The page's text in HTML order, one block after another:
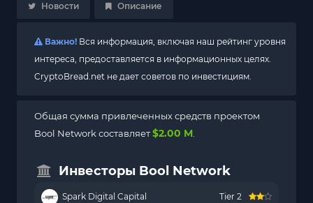
Новости Описание
Важно! Вся информация, включая наш рейтинг уровня
интереса, предоставляется в информационных целях.
CryptoBread.net не дает советов по инвестициям.
Общая сумма привлеченных средств проектом
Bool Network составляет$2.00 M.
Инвесторы Bool Network
Spark Digital Capital Tier 2